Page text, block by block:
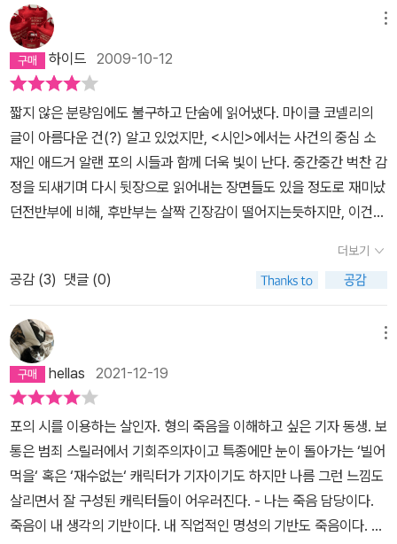
의 씨를 싸고 있는 솜털인 케이폭이 33점이나 발견되었다고 기록되
어 있었다. 윌리엄 글래든은 산타모니카 부두의 회전목마를 타는 아
이들을 보고 사진을 찍고 하다가 경찰에게 쫓기게 되었다. 그는 카메
라에 담긴 아이들의 사진을 지운 다음 부두의 전망대로 올라가 쓰레
기통을 바다에 던져 경찰들의 시선을 돌리고는 도망쳤다. 하지만 멀
리 달아나지 못하고 붙잡혀 경찰 유치장 신세를 지게 되었다. 하지
만 변호사 크래스너에게 전화하여 도움을 요청했고 보석으로 출소했
다. 잭은 뉴욕 타임즈의 기사에서 버지니아 주 콴티코에 있는 FBI의
행동과학국과 법집행재단이 공동으로 실시하고 있는 경찰관 자살 연
국의 존 브룩스 형사가 우울증에 걸려 자살하였다는 내용도 확인하였
다. 브룩스는 보비 스매더스라는 열두 살짜리 남자아이가 손가락 여
덟 개가 없어지고 교살된 시체로 발견된, 유괴 살해 사건을 담당하였
는데 범인을 잡지 못하자 괴로움을 느껴 정신과 치료를 받았는데 더
이상 견디지 못한 모양이라고 하였다. 잭은 브룩스 형사의 마지막 쓴
글이 에드가 앨런 포의 작품 속에 나오는 시의 구절이라는 것을 알아
내었고 형이 죽으면서 남긴 글 역시 에드가의 시구(詩句)라는 공통
점이 있다는 것을 알아내었는데...... 반전의 반전은 기대했던 대로였
지만 추리의 기법에서는 먼저 제기되었던 의문점들 모두를 논리적으
로 설명하지는 못한 아쉬움이 남는, 추리보다는 스릴러에 더 중점을
둔 작품이라고 생각되었다.
춰져서 아쉬웠다.아무래도 경찰이 주인공이 아니라서 그럴 수밖에 없
나보다 싶었는데,아니 그래도 범인이 이런식으로 밝혀지고 마무리 되
는건 너무 급전개 아닌가요...그래도 잘 읽었습니다.
하이드 2009-10-12
짧지 않은 분량임에도 불구하고 단숨에 읽어냈다. 마이클 코넬리의
글이 아름다운 건(?) 알고 있었지만, <시인>에서는 사건의 중심 소
재인 애드거 알랜 포의 시들과 함께 더욱 빛이 난다. 중간중간 벅찬 감
정을 되새기며 다시 뒷장으로 읽어내는 장면들도 있을 정도로 재미났
던전반부에 비해, 후반부는 살짝 긴장감이 떨어지는듯하지만, 이건
반전이 있어야 할 것이라는 편견을 버려! 없으니만 못한 까지는 아니
지만, 긴장감이 확 떨어진 상태에서는 그닥 흥미롭지 않다.강력반 형
사였던 쌍둥이 형이 자살을 한다. 기자인 주인공은 형의 죽음을 조사
하다가, 그것이 자살이 아니고, 경찰연쇄살인임을 발견하고, FBI와
공조하게 된다. 기자인 존 매커보이가 사건을 혼자서 조사해 나가는
전반부, 후반부에서는 FBI와 함께 혹은 따로 사건을 조사해나가게 된
다. 전반부에 비해 덜 개성적이다 싶은 후반부이긴 하지만, 후반부가
용머리 지렁이꼬리인 할런코벤류의 책들을 생각하면, 비교적 꾸준히
재미난 편이다.양이 무지 많은건 좀 지치긴 한다.연쇄살인의 공통점
이 되어 주는 '유서'는 애드가 앨런 포우의 시구다. 그래서 FBI가 붙여
준 이름이 '시인' 새삼 포우의 시를 다시 꺼내서 읽고 싶어지게 만든
다. 아동용 소설로 읽었음에도 불구하고 '어셔가의 몰락'을 읽고, 식은
더보기
공감 (3) 댓글 (0)
hellas 2021-12-19
포의 시를 이용하는 살인자. 형의 죽음을 이해하고 싶은 기자 동생. 보
통은 범죄 스릴러에서 기회주의자이고 특종에만 눈이 돌아가는 ‘빌어
먹을‘ 혹은 ‘재수없는‘ 캐릭터가 기자이기도 하지만 나름 그런 느낌도
살리면서 잘 구성된 캐릭터들이 어우러진다. - 나는 죽음 담당이다.
죽음이 내 생각의 기반이다. 내 직업적인 명성의 기반도 죽음이다. 나